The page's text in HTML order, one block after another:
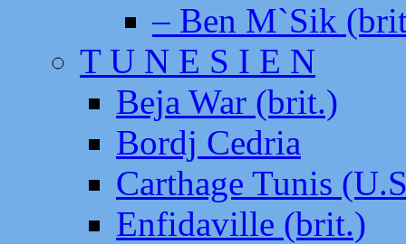
– Ben M`Sik
T U N E S I E N
Beja War (brit.)
Bordj Cedria
Carthage Tunis
Enfidaville (brit.)